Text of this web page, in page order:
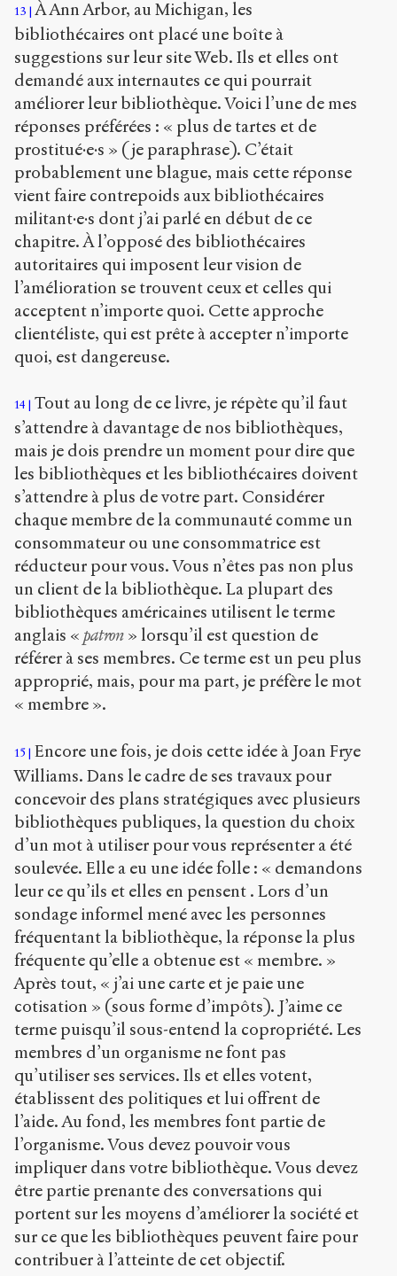
13
À Ann Arbor, au Michigan, les
bibliothécaires ont placé une boîte à
suggestions sur leur site Web. Ils et elles ont
demandé aux internautes ce qui pourrait
améliorer leur bibliothèque. Voici l’une de mes
réponses préférées : « plus de tartes et de
prostitué·e·s » (je paraphrase). C’était
probablement une blague, mais cette réponse
vient faire contrepoids aux bibliothécaires
militant·e·s dont j’ai parlé en début de ce
chapitre. À l’opposé des bibliothécaires
autoritaires qui imposent leur vision de
l’amélioration se trouvent ceux et celles qui
acceptent n’importe quoi. Cette approche
clientéliste, qui est prête à accepter n’importe
quoi, est dangereuse.
14
Tout au long de ce livre, je répète qu’il faut
s’attendre à davantage de nos bibliothèques,
mais je dois prendre un moment pour dire que
les bibliothèques et les bibliothécaires doivent
s’attendre à plus de votre part. Considérer
chaque membre de la communauté comme un
consommateur ou une consommatrice est
réducteur pour vous. Vous n’êtes pas non plus
un client de la bibliothèque. La plupart des
bibliothèques américaines utilisent le terme
anglais « patron » lorsqu’il est question de
référer à ses membres. Ce terme est un peu plus
approprié, mais, pour ma part, je préfère le mot
« membre ».
15 Encore une fois, je dois cette idée à Joan Frye
Williams. Dans le cadre de ses travaux pour
concevoir des plans stratégiques avec plusieurs
bibliothèques publiques, la question du choix
d’un mot à utiliser pour vous représenter a été
soulevée. Elle a eu une idée folle : « demandons
leur ce qu’ils et elles en pensent . Lors d’un
sondage informel mené avec les personnes
fréquentant la bibliothèque, la réponse la plus
fréquente qu’elle a obtenue est « membre. »
Après tout, « j’ai une carte et je paie une
cotisation » (sous forme d’impôts). J’aime ce
terme puisqu’il sous-entend la copropriété. Les
membres d’un organisme ne font pas
qu’utiliser ses services. Ils et elles votent,
établissent des politiques et lui offrent de
l’aide. Au fond, les membres font partie de
l’organisme. Vous devez pouvoir vous
impliquer dans votre bibliothèque. Vous devez
être partie prenante des conversations qui
portent sur les moyens d’améliorer la société et
sur ce que les bibliothèques peuvent faire pour
contribuer à l’atteinte de cet objectif.